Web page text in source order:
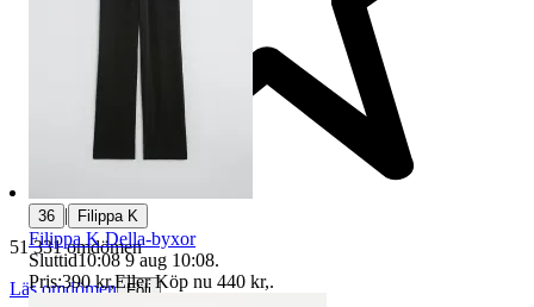
51 331 omdömen
Läs omdömen Följ
36 | Filippa K
Filippa K Della-byxor
Sluttid10:08 9 aug 10:08.
Pris:390 kr,Eller Köp nu 440 kr,.